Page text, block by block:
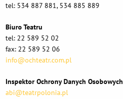
tel: 534 887 881, 534 885 889
Biuro Teatru
tel: 22 589 52 02
fax: 22 589 52 06
info@ochteatr.com.pl
Inspektor Ochrony Danych Osobowych
abi@teatrpolonia.pl